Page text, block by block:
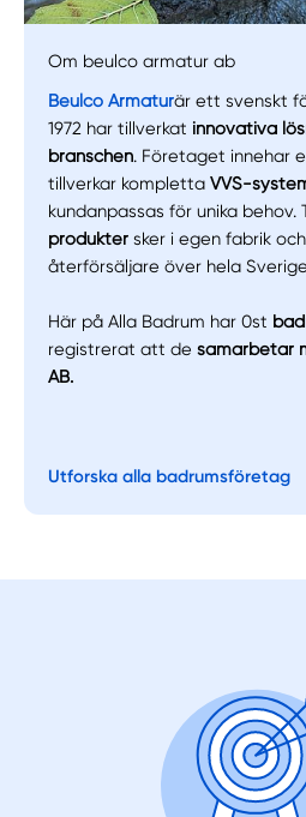
Manuellt Få hjälp
Om beulco armatur ab
Beulco Armaturär ett svenskt
1972 har tillverkat innovativa
branschen. Företaget innehar
tillverkar komplettaVVS-
kundanpassas för unika behov.
produkter sker i egen fabrik
återförsäljare över hela
Här på Alla Badrum har 0st
registrerat att desamarbetar
AB.
Utforska alla badrumsföretag